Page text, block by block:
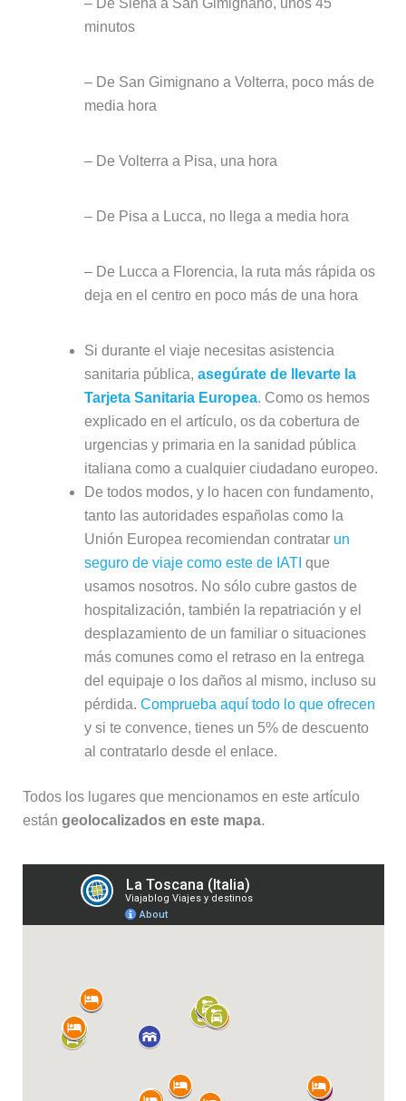
minutos
– De San Gimignano a Volterra, poco más de
media hora
– De Volterra a Pisa, una hora
– De Pisa a Lucca, no llega a media hora
– De Lucca a Florencia, la ruta más rápida os
deja en el centro en poco más de una hora
Si durante el viaje necesitas asistencia
sanitaria pública, asegúrate de llevarte la
Tarjeta Sanitaria Europea. Como os hemos
explicado en el artículo, os da cobertura de
urgencias y primaria en la sanidad pública
italiana como a cualquier ciudadano europeo.
De todos modos, y lo hacen con fundamento,
tanto las autoridades españolas como la
Unión Europea recomiendan contratar un
seguro de viaje como este de IATI que
usamos nosotros. No sólo cubre gastos de
hospitalización, también la repatriación y el
desplazamiento de un familiar o situaciones
más comunes como el retraso en la entrega
del equipaje o los daños al mismo, incluso su
pérdida. Comprueba aquí todo lo que ofrecen
y si te convence, tienes un 5% de descuento
al contratarlo desde el enlace.
Todos los lugares que mencionamos en este artículo
están geolocalizados en este mapa.